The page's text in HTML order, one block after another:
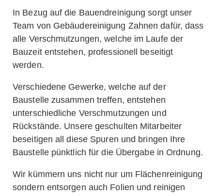
In Bezug auf die Bauendreinigung sorgt unser
Team von Gebäudereinigung Zahnen dafür, dass
alle Verschmutzungen, welche im Laufe der
Bauzeit entstehen, professionell beseitigt
werden.
Verschiedene Gewerke, welche auf der
Baustelle zusammen treffen, entstehen
unterschiedliche Verschmutzungen und
Rückstände. Unsere geschulten Mitarbeiter
beseitigen all diese Spuren und bringen Ihre
Baustelle pünktlich für die Übergabe in Ordnung.
Wir kümmern uns nicht nur um Flächenreinigung
sondern entsorgen auch Folien und reinigen